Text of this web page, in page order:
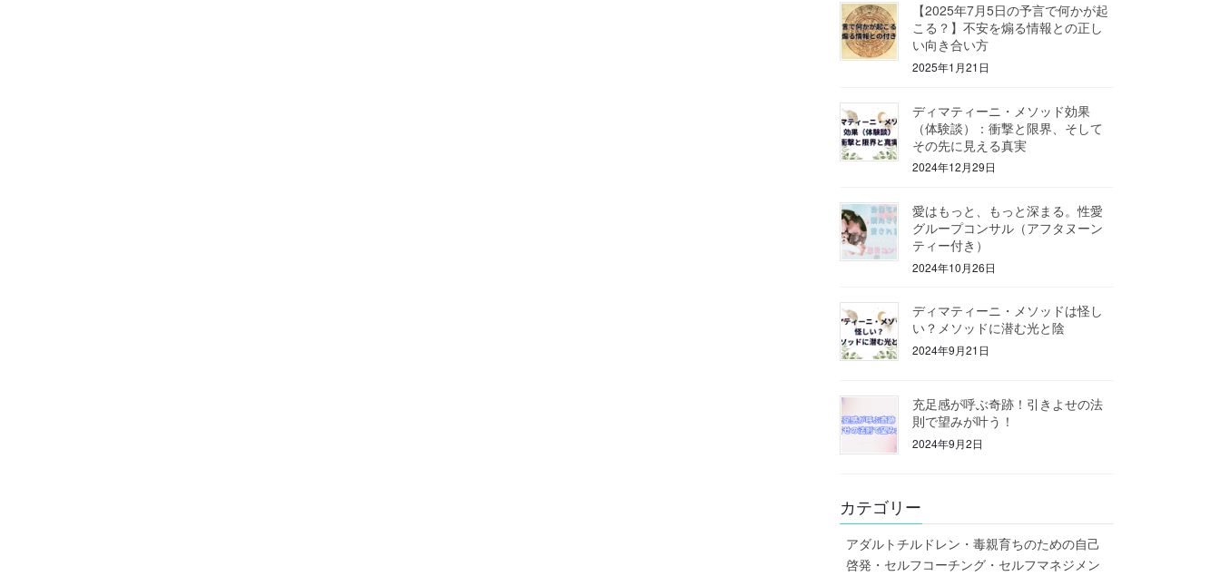
【2025年7月5日の予言で何かが起
こる？】不安を煽る情報との正し
い向き合い方
2025年1月21日
ディマティーニ・メソッド効果
（体験談）：衝撃と限界、そして
その先に見える真実
2024年12月29日
愛はもっと、もっと深まる。性愛
グループコンサル（アフタヌーン
ティー付き）
2024年10月26日
ディマティーニ・メソッドは怪し
い？メソッドに潜む光と陰
2024年9月21日
充足感が呼ぶ奇跡！引きよせの法
則で望みが叶う！
2024年9月2日
カテゴリー
アダルトチルドレン・毒親育ちのための自己
啓発・セルフコーチング・セルフマネジメン